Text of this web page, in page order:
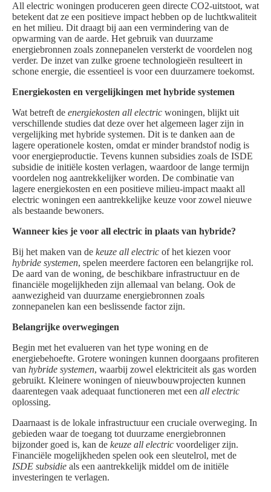
All electric woningen produceren geen directe CO2-uitstoot, wat
betekent dat ze een positieve impact hebben op de luchtkwaliteit
en het milieu. Dit draagt bij aan een vermindering van de
opwarming van de aarde. Het gebruik van duurzame
energiebronnen zoals zonnepanelen versterkt de voordelen nog
verder. De inzet van zulke groene technologieën resulteert in
schone energie, die essentieel is voor een duurzamere toekomst.
Energiekosten en vergelijkingen met hybride systemen
Wat betreft de energiekosten all electric woningen, blijkt uit
verschillende studies dat deze over het algemeen lager zijn in
vergelijking met hybride systemen. Dit is te danken aan de
lagere operationele kosten, omdat er minder brandstof nodig is
voor energieproductie. Tevens kunnen subsidies zoals de ISDE
subsidie de initiële kosten verlagen, waardoor de lange termijn
voordelen nog aantrekkelijker worden. De combinatie van
lagere energiekosten en een positieve milieu-impact maakt all
electric woningen een aantrekkelijke keuze voor zowel nieuwe
als bestaande bewoners.
Wanneer kies je voor all electric in plaats van hybride?
Bij het maken van de keuze all electric of het kiezen voor
hybride systemen, spelen meerdere factoren een belangrijke rol.
De aard van de woning, de beschikbare infrastructuur en de
financiële mogelijkheden zijn allemaal van belang. Ook de
aanwezigheid van duurzame energiebronnen zoals
zonnepanelen kan een beslissende factor zijn.
Belangrijke overwegingen
Begin met het evalueren van het type woning en de
energiebehoefte. Grotere woningen kunnen doorgaans profiteren
van hybride systemen, waarbij zowel elektriciteit als gas worden
gebruikt. Kleinere woningen of nieuwbouwprojecten kunnen
daarentegen vaak adequaat functioneren met een all electric
oplossing.
Daarnaast is de lokale infrastructuur een cruciale overweging. In
gebieden waar de toegang tot duurzame energiebronnen
bijzonder goed is, kan de keuze all electric voordeliger zijn.
Financiële mogelijkheden spelen ook een sleutelrol, met de
ISDE subsidie als een aantrekkelijk middel om de initiële
investeringen te verlagen.